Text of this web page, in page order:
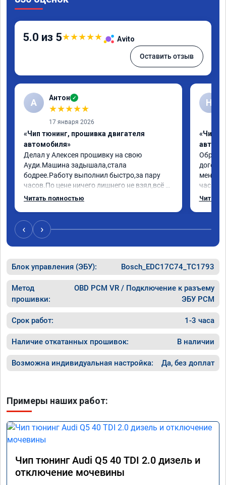
5.0 из 5★★★★★ Avito
Оставить отзыв
А Антон ✓
★★★★★
17 января 2026
«Чип тюнинг, прошивка двигателя
автомобиля»
Делал у Алексея прошивку на свою
Ауди.Машина задышала,стала
бодрее.Работу выполнил быстро,за пару
часов.По цене ничего лишнего не взял,всё
как договаривались заранее.После работы
случае поломки авто.Однозначно
рекомендую Алексея как грамотного
специалиста!
Читать полностью
Н
«Чип
меня
час
Арман
Читать
‹ ›
Блок управления (ЭБУ): Bosch_EDC17C74_TC1793
Метод
прошивки:
OBD PCM VR / Подключение к разъему
ЭБУ PCM
Срок работ: 1-3 часа
Наличие откатанных прошивок: В наличии
Возможна индивидуальная настройка: Да, без доплат
Примеры наших работ:
Чип тюнинг Audi Q5 40 TDI 2.0 дизель и
отключение мочевины